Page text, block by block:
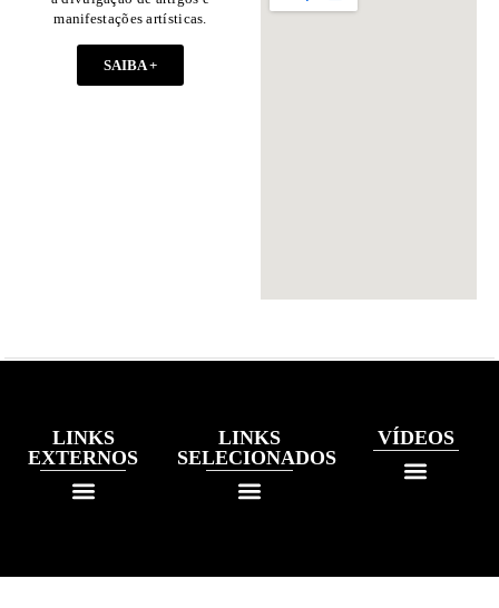
manifestações artísticas.
SAIBA +
LINKS
EXTERNOS
LINKS
SELECIONADOS
VÍDEOS